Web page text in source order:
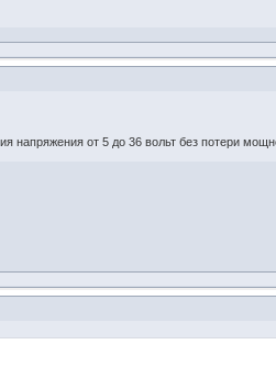
напряжения от 5 до 36 вольт без потери